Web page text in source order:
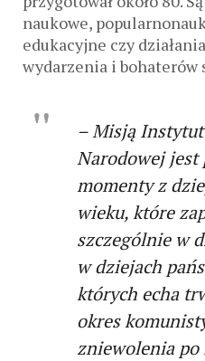
naukowe,
edukacyjne czy
wydarzenia i bohaterów
–Misją
Narodowej jest
momenty z
wieku, które
szczególnie w
w dziejach
których echa
okres
zniewolenia po